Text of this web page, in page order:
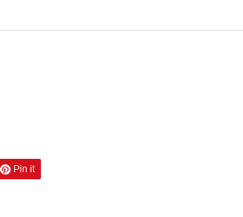
Pin it